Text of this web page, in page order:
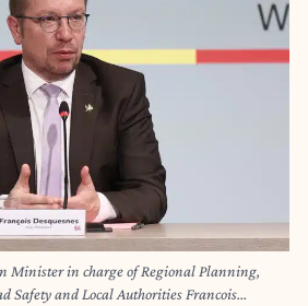
Minister in charge of Regional Planning,
Safety and Local Authorities Francois